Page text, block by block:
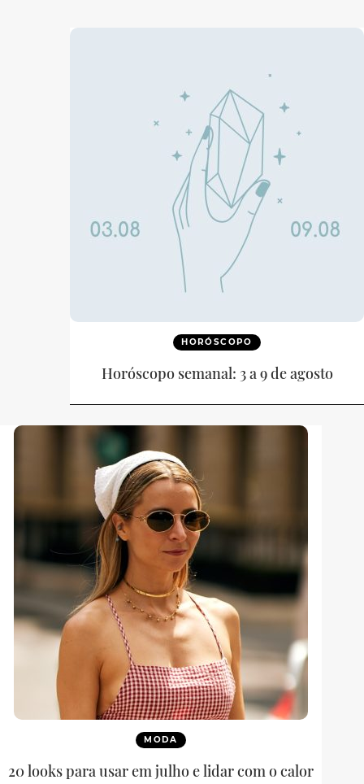
HORÓSCOPO
Horóscopo semanal: 3 a 9 de agosto
MODA
20 looks para usar em julho e lidar com o calor